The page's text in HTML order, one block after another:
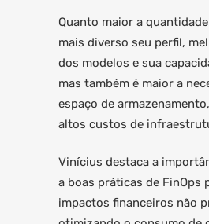
Quanto maior a
mais diverso seu perfil,
dos modelos e sua
mas também é maior a
espaço de
altos custos de
Vinícius destaca a
a boas práticas de FinOps
impactos financeiros não